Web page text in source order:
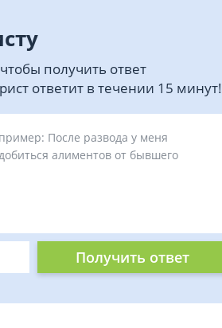
получить ответ
ответит в течении 15 минут!
Получить ответ